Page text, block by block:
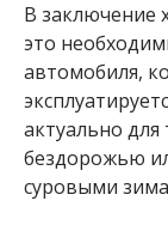
В заключение
это
автомобиля,
актуально
бездорожью
суровыми